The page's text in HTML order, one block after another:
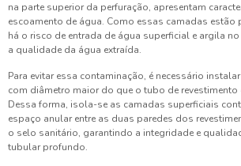
na parte superior da perfuração, apresentam
escoamento de água. Como essas camadas estão
há o risco de entrada de água superficial e argila
a qualidade da água extraída.
Para evitar essa contaminação, é necessário
com diâmetro maior do que o tubo de revestimento
Dessa forma, isola-se as camadas superficiais
espaço anular entre as duas paredes dos
o selo sanitário, garantindo a integridade e
tubular profundo.